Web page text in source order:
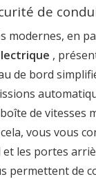
de
modernes, en
,
de bord
de vitesses
vous vous
et les portes
permettent de